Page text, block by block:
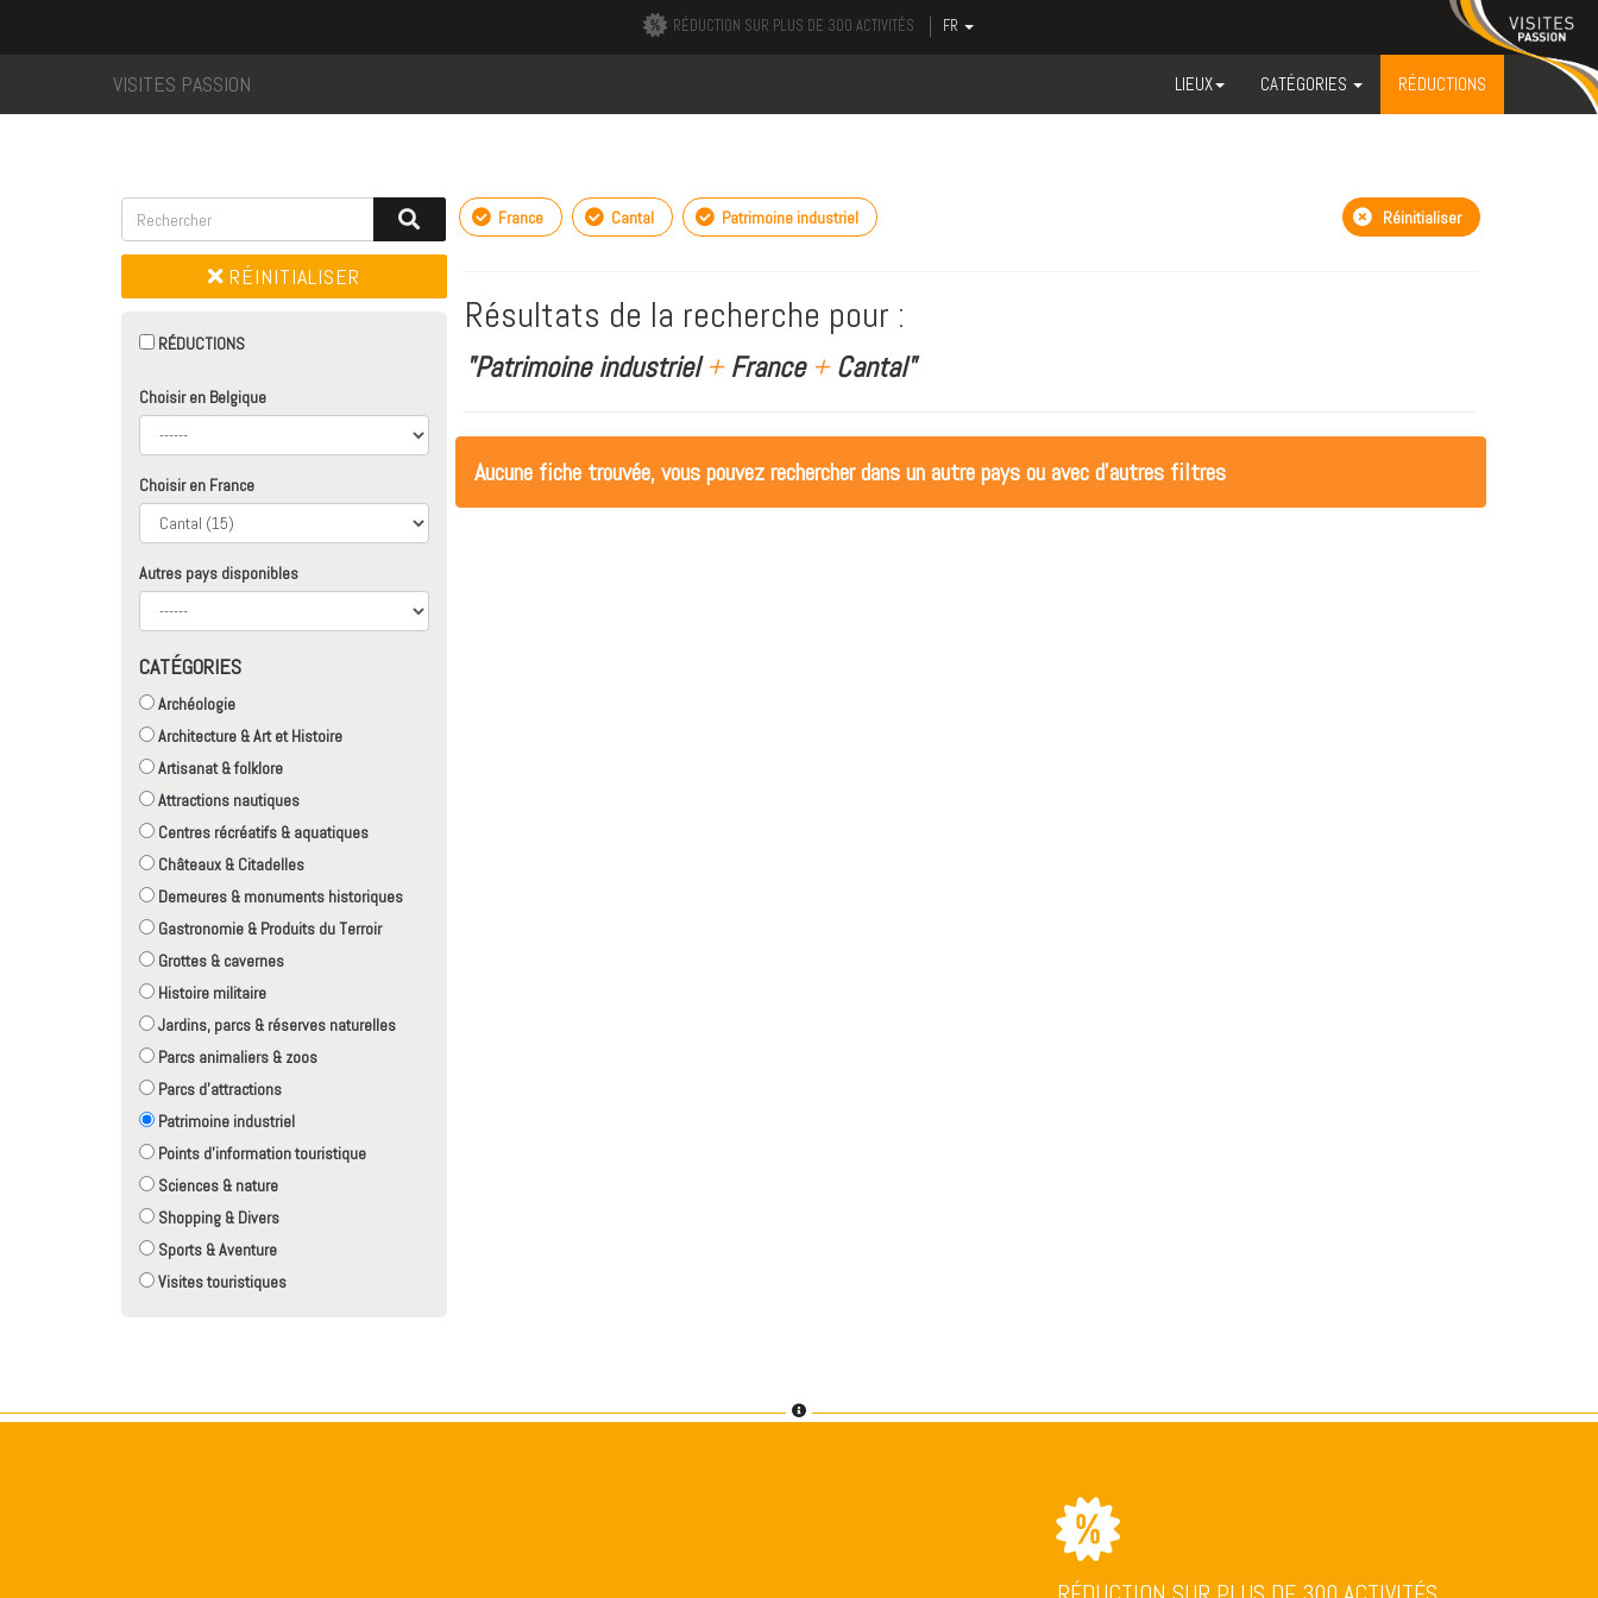
RÉDUCTION SUR PLUS DE 300 ACTIVITÉS FR
VISITES PASSION LIEUX CATÉGORIES RÉDUCTIONS
RÉINITIALISER
RÉDUCTIONS
Choisir en Belgique
Choisir en France
Autres pays disponibles
CATÉGORIES
Archéologie
Architecture & Art et Histoire
Artisanat & folklore
Attractions nautiques
Centres récréatifs & aquatiques
Châteaux & Citadelles
Demeures & monuments historiques
Gastronomie & Produits du Terroir
Grottes & cavernes
Histoire militaire
Jardins, parcs & réserves naturelles
Parcs animaliers & zoos
Parcs d'attractions
Patrimoine industriel
Points d'information touristique
Sciences & nature
Shopping & Divers
Sports & Aventure
Visites touristiques
France Cantal Patrimoine industriel Réinitialiser
Résultats de la recherche pour :
"Patrimoine industriel+France +Cantal"
Aucune fiche trouvée, vous pouvez rechercher dans un autre pays ou avec d'autres filtres